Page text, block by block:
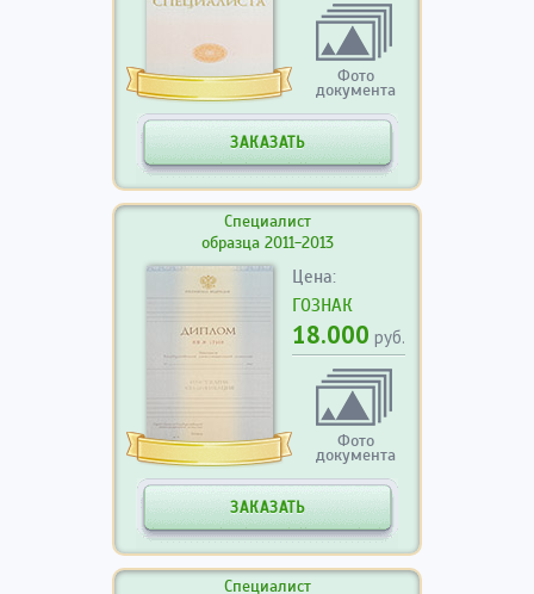
Фото
документа
ЗАКАЗАТЬ
Специалист
образца 2011-2013
Цена:
ГОЗНАК
18.000 руб.
Фото
документа
ЗАКАЗАТЬ
Специалист